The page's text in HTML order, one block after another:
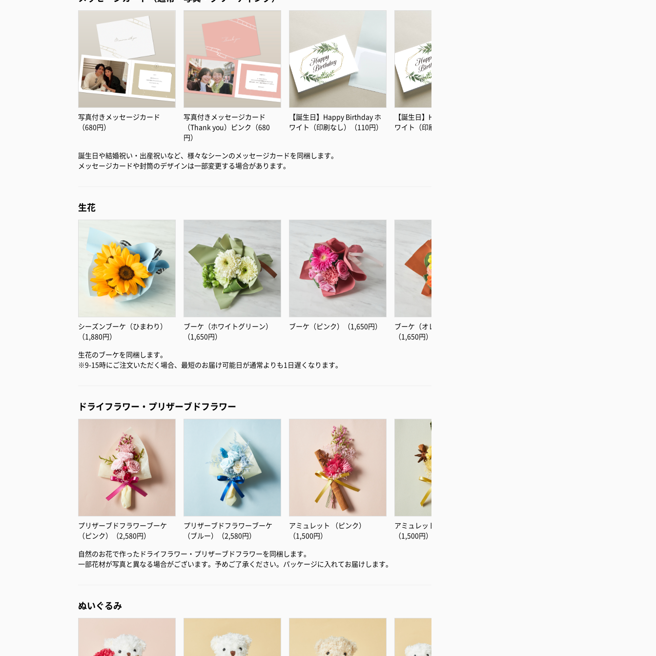
写真付きメッセージカード
（680円）
写真付きメッセージカード
（Thank you）ピンク（680
円）
【誕生日】Happy Birthday ホ
ワイト（印刷なし）（110円）
【誕生日】Happy Birthday ホ
ワイト（印刷あり）（150円）
誕生日や結婚祝い・出産祝いなど、様々なシーンのメッセージカードを同梱します。
メッセージカードや封筒のデザインは一部変更する場合があります。
生花
シーズンブーケ（ひまわり）
（1,880円）
ブーケ（ホワイトグリーン）
（1,650円）
ブーケ（ピンク）（1,650円）
ブーケ（オレンジイエロー）
（1,650円）
生花のブーケを同梱します。
※9-15時にご注文いただく場合、最短のお届け可能日が通常よりも1日遅くなります。
ドライフラワー・プリザーブドフラワー
プリザーブドフラワーブーケ
（ピンク）（2,580円）
プリザーブドフラワーブーケ
（ブルー）（2,580円）
アミュレット （ピンク）
（1,500円）
アミュレット （イエロー）
（1,500円）
自然のお花で作ったドライフラワー・プリザーブドフラワーを同梱します。
一部花材が写真と異なる場合がございます。予めご了承ください。パッケージに入れてお届けします。
ぬいぐるみ